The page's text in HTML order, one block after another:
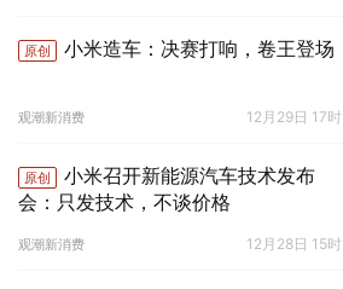
原创 小米造车：决赛打响，卷王登场
观潮新消费 12月29日 17时
原创
小米召开新能源汽车技术发布
会：只发技术，不谈价格
观潮新消费 12月28日 15时